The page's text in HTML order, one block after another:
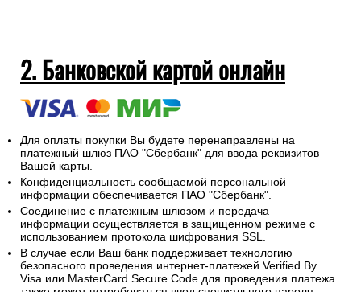
2. Банковской картой онлайн
Для оплаты покупки Вы будете перенаправлены на
платежный шлюз ПАО "Сбербанк" для ввода реквизитов
Вашей карты.
Конфиденциальность сообщаемой персональной
информации обеспечивается ПАО "Сбербанк".
Соединение с платежным шлюзом и передача
информации осуществляется в защищенном режиме с
использованием протокола шифрования SSL.
В случае если Ваш банк поддерживает технологию
безопасного проведения интернет-платежей Verified By
Visa или MasterCard Secure Code для проведения платежа